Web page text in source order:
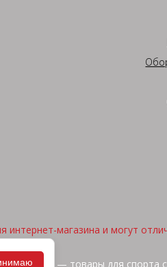
интернет-магазина и могут
спорта" — товары для спорта